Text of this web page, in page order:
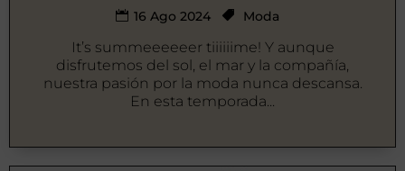
16 Ago 2024 Moda
It’s summeeeeeer tiiiiiime! Y aunque
disfrutemos del sol, el mar y la compañía,
nuestra pasión por la moda nunca descansa.
En esta temporada...